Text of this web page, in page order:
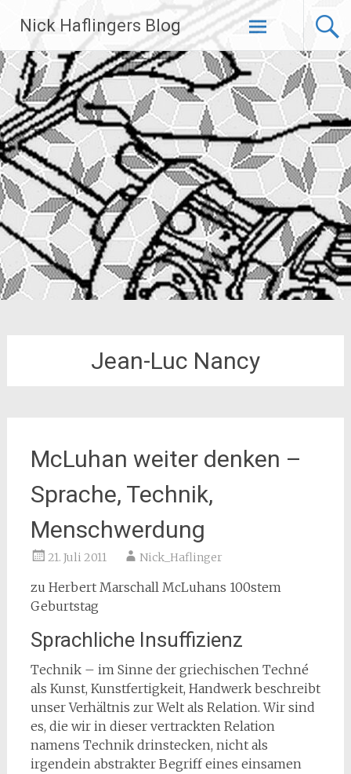
Inhalt
springen
Nick Haflingers Blog
Jean-Luc Nancy
McLuhan weiter denken –
Sprache, Technik,
Menschwerdung
21. Juli 2011 Nick_Haflinger
zu Herbert Marschall McLuhans 100stem
Geburtstag
Sprachliche Insuffizienz
Technik – im Sinne der griechischen Techné
als Kunst, Kunstfertigkeit, Handwerk beschreibt
unser Verhältnis zur Welt als Relation. Wir sind
es, die wir in dieser vertrackten Relation
namens Technik drinstecken, nicht als
irgendein abstrakter Begriff eines einsamen